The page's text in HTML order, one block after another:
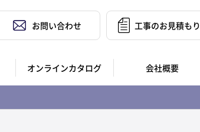
お問い合わせ 工事のお見積もり
オンラインカタログ 会社概要